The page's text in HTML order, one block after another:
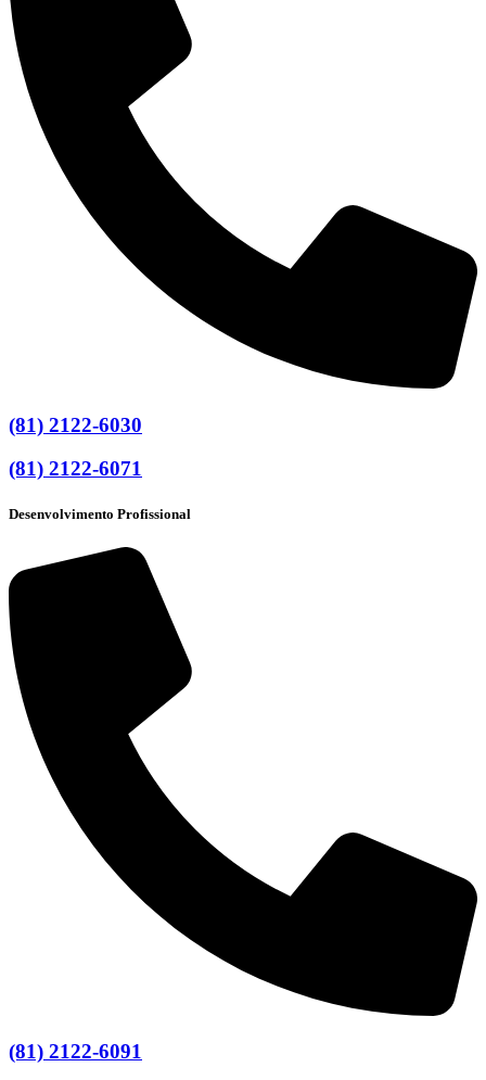
(81) 2122-6030
(81) 2122-6071
Desenvolvimento Profissional
(81) 2122-6091